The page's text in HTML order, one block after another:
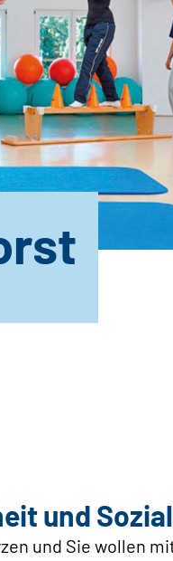
und
und Sie wollen